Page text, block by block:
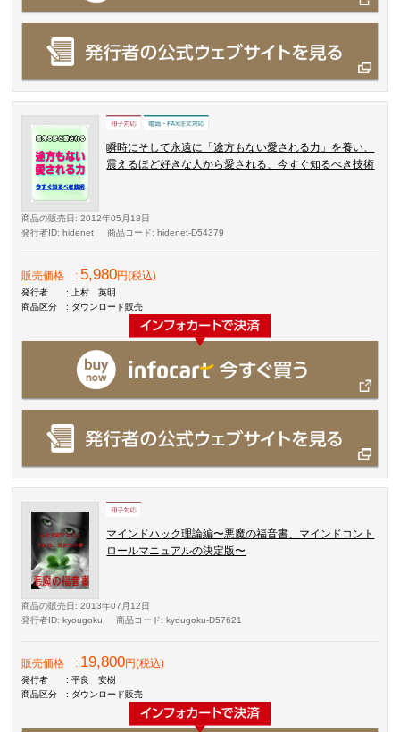
瞬時にそして永遠に「途方もない愛される力」を養い、
震えるほど好きな人から愛される、今すぐ知るべき技術
商品の販売日 : 2012年05月18日
発行者ID: hidenet 商品コード: hidenet-D54379
販売価格 : 5,980円(税込)
発行者
: 上村 英明
商品区分
: ダウンロード販売
マインドハック理論編〜悪魔の福音書、マインドコント
ロールマニュアルの決定版〜
商品の販売日 : 2013年07月12日
発行者ID: kyougoku 商品コード: kyougoku-D57621
販売価格 : 19,800円(税込)
発行者
: 平良 安樹
商品区分
: ダウンロード販売